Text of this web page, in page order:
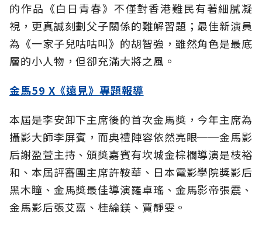
的作品《白日青春》不僅對香港難民有著細膩凝
視，更真誠刻劃父子關係的難解習題；最佳新演員
為《一家子兒咕咕叫》的胡智強，雖然角色是最底
層的小人物，但卻充滿大將之風。
金馬59 X《遠見》專題報導
本屆是李安卸下主席後的首次金馬獎，今年主席為
攝影大師李屏賓，而典禮陣容依然亮眼──金馬影
后謝盈萱主持、頒獎嘉賓有坎城金棕櫚導演是枝裕
和、本屆評審團主席許鞍華、日本電影學院獎影后
黑木瞳、金馬獎最佳導演羅卓瑤、金馬影帝張震、
金馬影后張艾嘉、桂綸鎂、賈靜雯。